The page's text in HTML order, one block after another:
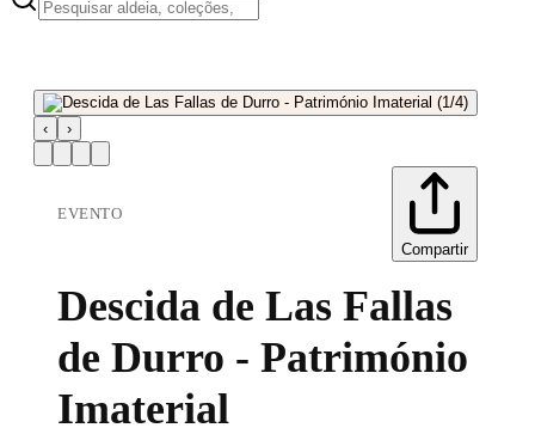
‹ ›
EVENTO
Compartir
Descida de Las Fallas
de Durro - Património
Imaterial